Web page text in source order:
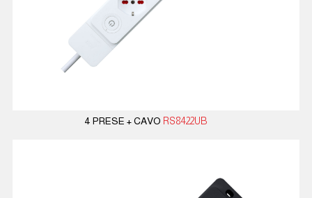
4 PRESE + CAVO RS8422UB